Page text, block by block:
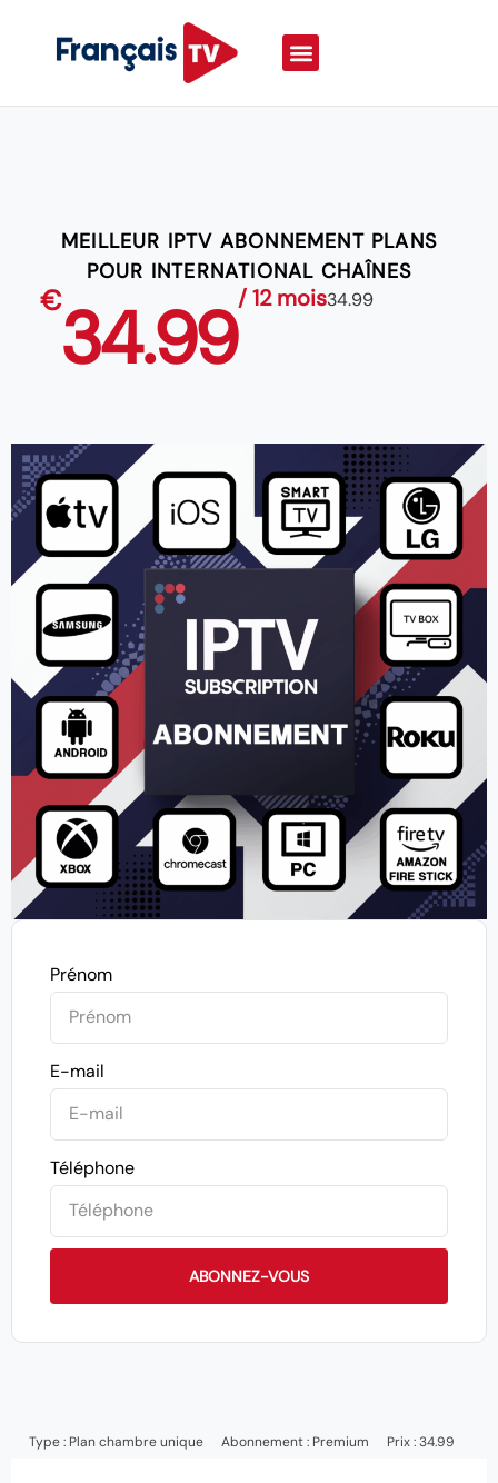
MEILLEUR IPTV ABONNEMENT PLANS
POUR INTERNATIONAL CHAÎNES
€34.99/ 12 mois34.99
Prénom
E-mail
Téléphone
ABONNEZ-VOUS
Type : Plan chambre unique Abonnement : Premium Prix : 34.99